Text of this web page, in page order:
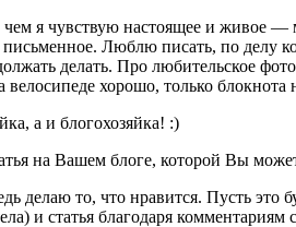
чем я чувствую настоящее и живое
Люблю писать, по делу
делать. Про любительское
хорошо, только
а и блогохозяйка! :)
на Вашем блоге, которой Вы
делаю то, что нравится. Пусть
и статья благодаря